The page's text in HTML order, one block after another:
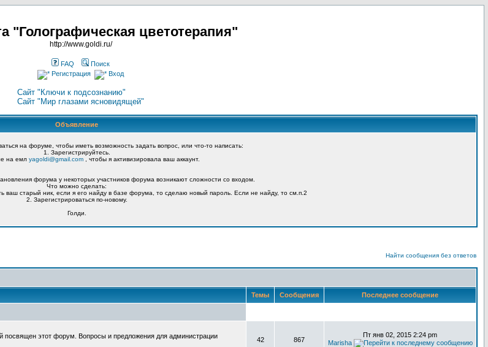
"Голографическая цветотерапия"
http://www.goldi.ru/
FAQ
Поиск
Регистрация
Вход
Сайт "Ключи к подсознанию"
Сайт "Мир глазами ясновидящей"
Объявление
на форуме, чтобы иметь возможность задать вопрос, или что-то написать:
1. Зарегистрируйтесь.
на емл yagoldi@gmail.com , чтобы я активизировала ваш аккаунт.
форума у некоторых участников форума возникают сложности со входом.
Что можно сделать:
ваш старый ник, если я его найду в базе форума, то сделаю новый пароль. Если не найду, то см.п.2
2. Зарегистрироваться по-новому.
Голди.
Найти сообщения без ответов
Темы Сообщения Последнее сообщение
посвящен этот форум. Вопросы и предложения для администрации
42 867
Пт янв 02, 2015 2:24 pm
Marisha